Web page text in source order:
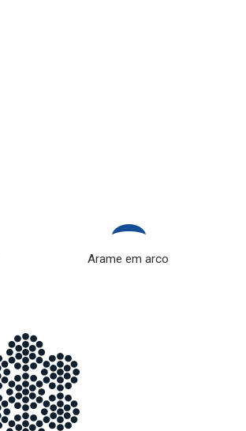
Arame em arco